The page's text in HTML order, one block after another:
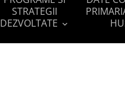
STRATEGII
DEZVOLTATE